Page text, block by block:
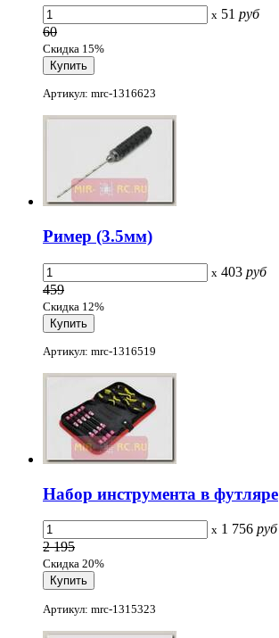
x 51 руб
60
Скидка 15%
Артикул: mrc-1316623
Ример (3.5мм)
x 403 руб
459
Скидка 12%
Артикул: mrc-1316519
Набор инструмента в футляре
x 1 756 руб
2 195
Скидка 20%
Артикул: mrc-1315323